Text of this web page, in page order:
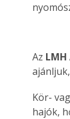
Az
Kör-
hajók,